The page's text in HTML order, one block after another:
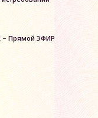
Прямой ЭФИР